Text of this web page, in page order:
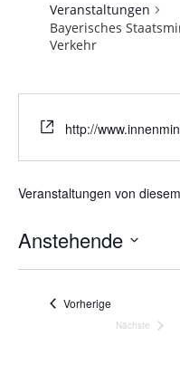
Veranstaltungen
Bayerisches
Verkehr
http://
Veranstaltungen von
Anstehende
Datum
Vorherige
Nächste